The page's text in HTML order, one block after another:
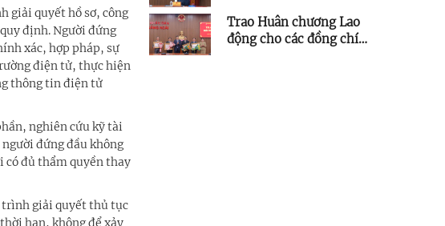
giải quyết hồ sơ, công
định. Người đứng
xác, hợp pháp, sự
điện tử, thực hiện
thông tin điện tử
nghiên cứu kỹ tài
đứng đầu không
có đủ thẩm quyền thay
trình giải quyết thủ tục
hạn, không để xảy
Trao Huân chương Lao
động cho các đồng chí